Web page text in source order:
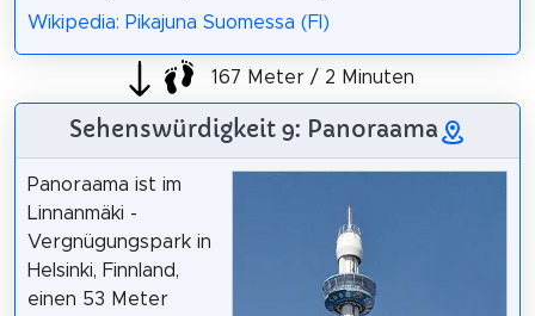
Wikipedia: Pikajuna Suomessa (FI)
167 Meter / 2 Minuten
Sehenswürdigkeit 9: Panoraama
Panoraama ist im
Linnanmäki -
Vergnügungspark in
Helsinki, Finnland,
einen 53 Meter